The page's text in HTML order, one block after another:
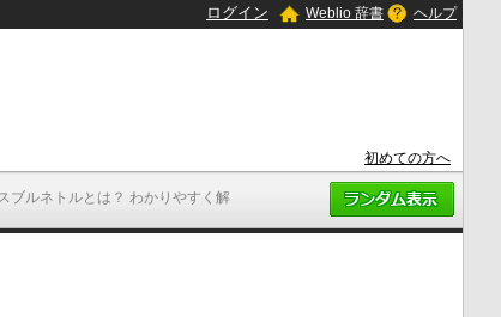
ブルネトルとは？ わかりやすく解
ログイン Weblio 辞書 ヘルプ
初めての方へ